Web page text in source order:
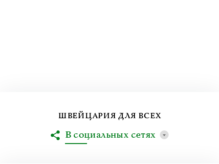
ШВЕЙЦАРИЯ ДЛЯ ВСЕХ
В социальных сетях